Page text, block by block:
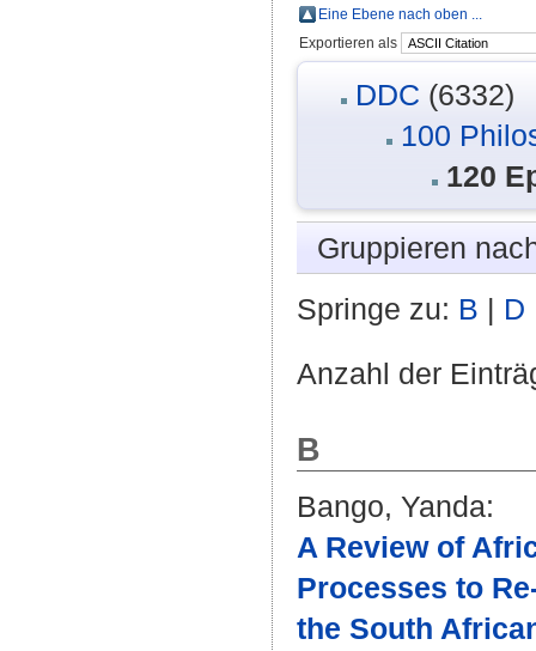
Eine Ebene nach oben ...
Exportieren als
DDC (6332)
100
120
Gruppieren
Springe zu: B | D
Anzahl der
B
Bango, Yanda:
A Review of
Processes to
the South